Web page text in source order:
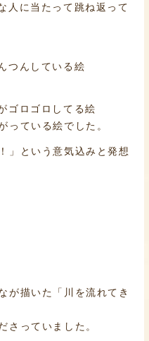
に当たって跳ね返って
つんしている絵
ロゴロしてる絵
っている絵でした。
」という意気込みと発想
が描いた「川を流れてき
さっていました。